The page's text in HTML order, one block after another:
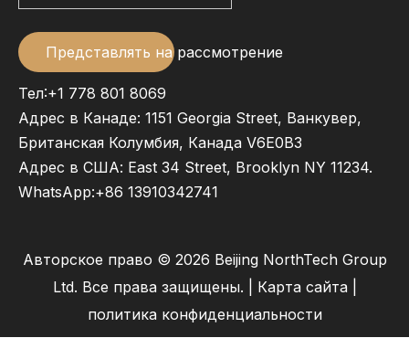
Представлять на рассмотрение
Тел:+1 778 801 8069
Адрес в Канаде: 1151 Georgia Street, Ванкувер,
Британская Колумбия, Канада V6E0B3
Адрес в США: East 34 Street, Brooklyn NY 11234.
WhatsApp:+86 13910342741
Авторское право © 2026 Beijing NorthTech Group
Ltd. Все права защищены. | Карта сайта|
политика конфиденциальности